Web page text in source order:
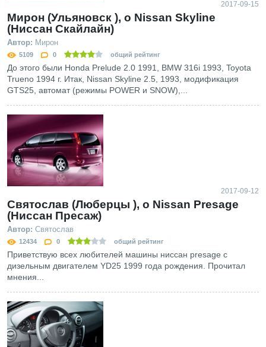
2017-09-15
Мирон (Ульяновск ), о Nissan Skyline
(Ниссан Скайлайн)
Автор: Мирон
5109 0 общий рейтинг
До этого были Honda Prelude 2.0 1991, BMW 316i 1993, Toyota
Trueno 1994 г. Итак, Nissan Skyline 2.5, 1993, модификация
GTS25, автомат (режимы POWER и SNOW),...
2017-09-12
Святослав (Люберцы ), о Nissan Presage
(Ниссан Пресаж)
Автор: Святослав
12434 0 общий рейтинг
Приветствую всех любителей машины ниссан presage с
дизельным двигателем YD25 1999 года рождения. Прочитал
мнения...